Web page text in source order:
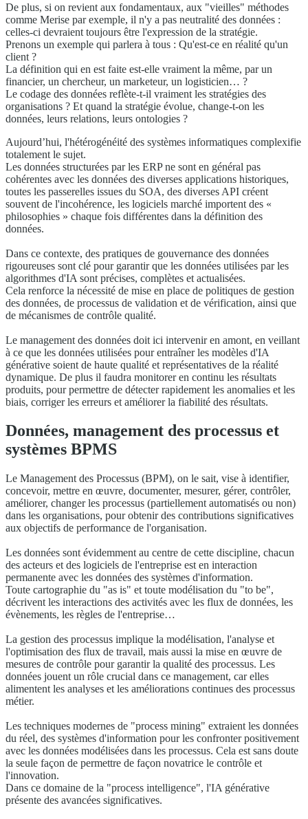
De plus, si on revient aux fondamentaux, aux "vieilles" méthodes
comme Merise par exemple, il n'y a pas neutralité des données :
celles-ci devraient toujours être l'expression de la stratégie.
Prenons un exemple qui parlera à tous : Qu'est-ce en réalité qu'un
client ?
La définition qui en est faite est-elle vraiment la même, par un
financier, un chercheur, un marketeur, un logisticien… ?
Le codage des données reflète-t-il vraiment les stratégies des
organisations ? Et quand la stratégie évolue, change-t-on les
données, leurs relations, leurs ontologies ?
Aujourd’hui, l'hétérogénéité des systèmes informatiques complexifie
totalement le sujet.
Les données structurées par les ERP ne sont en général pas
cohérentes avec les données des diverses applications historiques,
toutes les passerelles issues du SOA, des diverses API créent
souvent de l'incohérence, les logiciels marché importent des «
philosophies » chaque fois différentes dans la définition des
données.
Dans ce contexte, des pratiques de gouvernance des données
rigoureuses sont clé pour garantir que les données utilisées par les
algorithmes d'IA sont précises, complètes et actualisées.
Cela renforce la nécessité de mise en place de politiques de gestion
des données, de processus de validation et de vérification, ainsi que
de mécanismes de contrôle qualité.
Le management des données doit ici intervenir en amont, en veillant
à ce que les données utilisées pour entraîner les modèles d'IA
générative soient de haute qualité et représentatives de la réalité
dynamique. De plus il faudra monitorer en continu les résultats
produits, pour permettre de détecter rapidement les anomalies et les
biais, corriger les erreurs et améliorer la fiabilité des résultats.
Données, management des processus et
systèmes BPMS
Le Management des Processus (BPM), on le sait, vise à identifier,
concevoir, mettre en œuvre, documenter, mesurer, gérer, contrôler,
améliorer, changer les processus (partiellement automatisés ou non)
dans les organisations, pour obtenir des contributions significatives
aux objectifs de performance de l'organisation.
Les données sont évidemment au centre de cette discipline, chacun
des acteurs et des logiciels de l'entreprise est en interaction
permanente avec les données des systèmes d'information.
Toute cartographie du "as is" et toute modélisation du "to be",
décrivent les interactions des activités avec les flux de données, les
évènements, les règles de l'entreprise…
La gestion des processus implique la modélisation, l'analyse et
l'optimisation des flux de travail, mais aussi la mise en œuvre de
mesures de contrôle pour garantir la qualité des processus. Les
données jouent un rôle crucial dans ce management, car elles
alimentent les analyses et les améliorations continues des processus
métier.
Les techniques modernes de "process mining" extraient les données
du réel, des systèmes d'information pour les confronter positivement
avec les données modélisées dans les processus. Cela est sans doute
la seule façon de permettre de façon novatrice le contrôle et
l'innovation.
Dans ce domaine de la "process intelligence", l'IA générative
présente des avancées significatives.